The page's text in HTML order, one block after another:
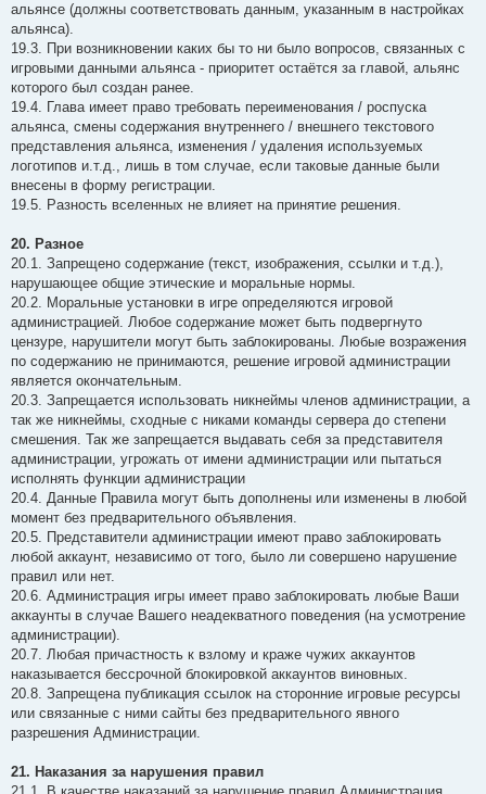
альянсе (должны соответствовать данным, указанным в настройках
альянса).
19.3. При возникновении каких бы то ни было вопросов, связанных с
игровыми данными альянса - приоритет остаётся за главой, альянс
которого был создан ранее.
19.4. Глава имеет право требовать переименования / роспуска
альянса, смены содержания внутреннего / внешнего текстового
представления альянса, изменения / удаления используемых
логотипов и.т.д., лишь в том случае, если таковые данные были
внесены в форму регистрации.
19.5. Разность вселенных не влияет на принятие решения.
20. Разное
20.1. Запрещено содержание (текст, изображения, ссылки и т.д.),
нарушающее общие этические и моральные нормы.
20.2. Моральные установки в игре определяются игровой
администрацией. Любое содержание может быть подвергнуто
цензуре, нарушители могут быть заблокированы. Любые возражения
по содержанию не принимаются, решение игровой администрации
является окончательным.
20.3. Запрещается использовать никнеймы членов администрации, а
так же никнеймы, сходные с никами команды сервера до степени
смешения. Так же запрещается выдавать себя за представителя
администрации, угрожать от имени администрации или пытаться
исполнять функции администрации
20.4. Данные Правила могут быть дополнены или изменены в любой
момент без предварительного объявления.
20.5. Представители администрации имеют право заблокировать
любой аккаунт, независимо от того, было ли совершено нарушение
правил или нет.
20.6. Администрация игры имеет право заблокировать любые Ваши
аккаунты в случае Вашего неадекватного поведения (на усмотрение
администрации).
20.7. Любая причастность к взлому и краже чужих аккаунтов
наказывается бессрочной блокировкой аккаунтов виновных.
20.8. Запрещена публикация ссылок на сторонние игровые ресурсы
или связанные с ними сайты без предварительного явного
разрешения Администрации.
21. Наказания за нарушения правил